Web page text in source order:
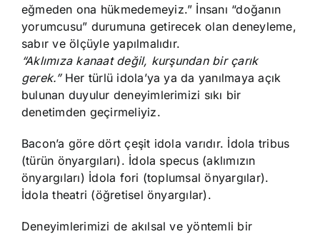
eğmeden ona hükmedemeyiz.” İnsanı “doğanın
yorumcusu” durumuna getirecek olan deneyleme,
sabır ve ölçüyle yapılmalıdır.
“Aklımıza kanaat değil, kurşundan bir çarık
gerek.”Her türlü idola’ya ya da yanılmaya açık
bulunan duyulur deneyimlerimizi sıkı bir
denetimden geçirmeliyiz.
Bacon’a göre dört çeşit idola varıdır. İdola tribus
(türün önyargıları). İdola specus (aklımızın
önyargıları) İdola fori (toplumsal önyargılar).
İdola theatri (öğretisel önyargılar).
Deneyimlerimizi de akılsal ve yöntemli bir